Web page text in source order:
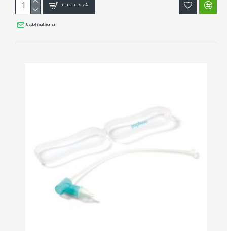
IELIKT GROZĀ
Uzdot jautājumu